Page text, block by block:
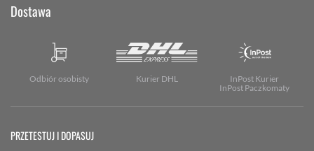
Dostawa
Odbiór osobisty Kurier DHL
InPost Kurier
InPost Paczkomaty
PRZETESTUJ I DOPASUJ